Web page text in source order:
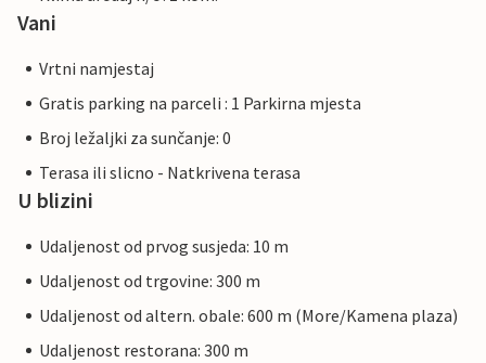
Vani
Vrtni namjestaj
Gratis parking na parceli : 1 Parkirna mjesta
Broj ležaljki za sunčanje: 0
Terasa ili slicno - Natkrivena terasa
U blizini
Udaljenost od prvog susjeda: 10 m
Udaljenost od trgovine: 300 m
Udaljenost od altern. obale: 600 m (More/Kamena plaza)
Udaljenost restorana: 300 m